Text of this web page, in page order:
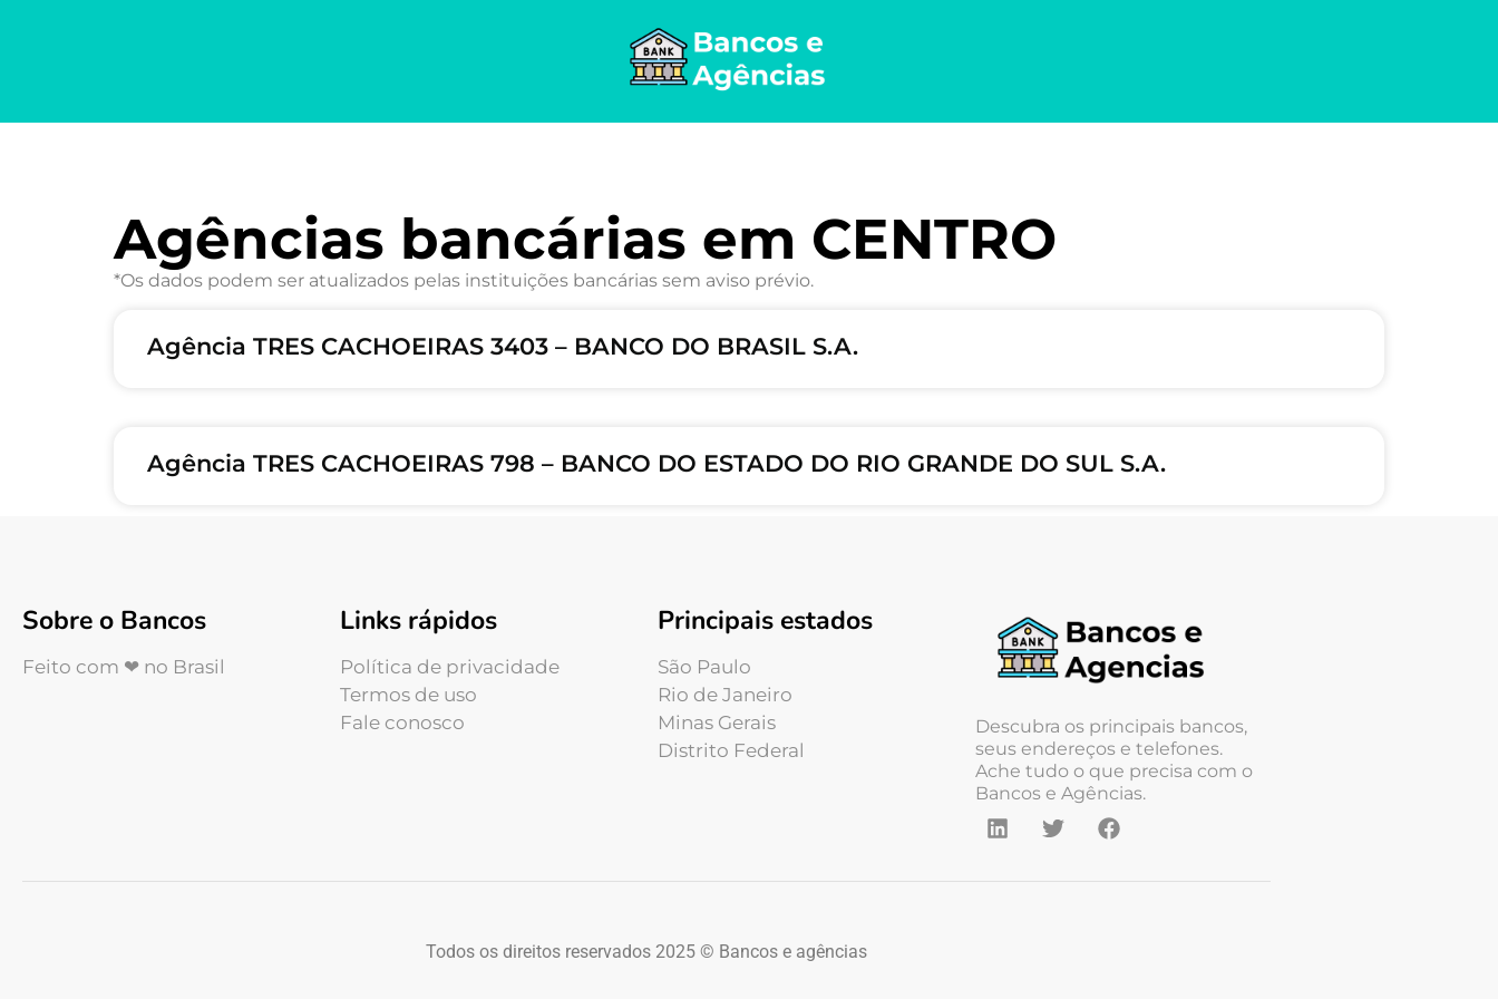
Agências bancárias em CENTRO
*Os dados podem ser atualizados pelas instituições bancárias sem aviso prévio.
Agência TRES CACHOEIRAS 3403 – BANCO DO BRASIL S.A.
Agência TRES CACHOEIRAS 798 – BANCO DO ESTADO DO RIO GRANDE DO SUL S.A.
Sobre o Bancos
Feito com ❤ no Brasil
Links rápidos
Política de privacidade
Termos de uso
Fale conosco
Principais estados
São Paulo
Rio de Janeiro
Minas Gerais
Distrito Federal
Descubra os principais bancos,
seus endereços e telefones.
Ache tudo o que precisa com o
Bancos e Agências.
Todos os direitos reservados 2025 © Bancos e agências